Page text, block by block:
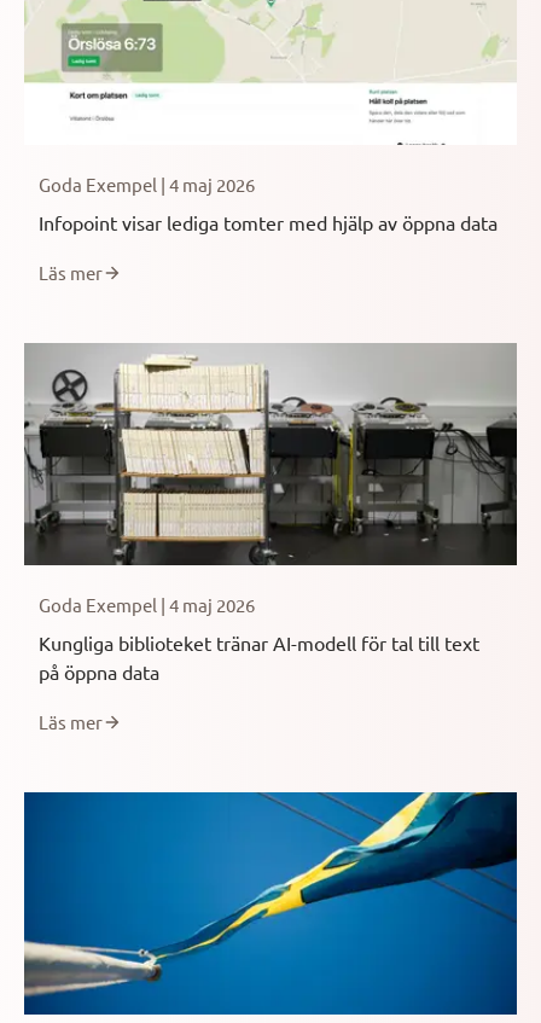
Goda Exempel | 4 maj 2026
Infopoint visar lediga tomter med hjälp av öppna data
Läs mer
Goda Exempel | 4 maj 2026
Kungliga biblioteket tränar AI-modell för tal till text
på öppna data
Läs mer